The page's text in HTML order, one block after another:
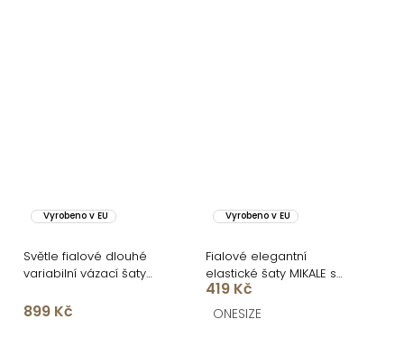
Vyrobeno v EU
Světle fialové dlouhé
variabilní vázací šaty
899 Kč
Vyrobeno v EU
Fialové elegantní
elastické šaty MIKALE s
průstřihy
419 Kč
ONESIZE